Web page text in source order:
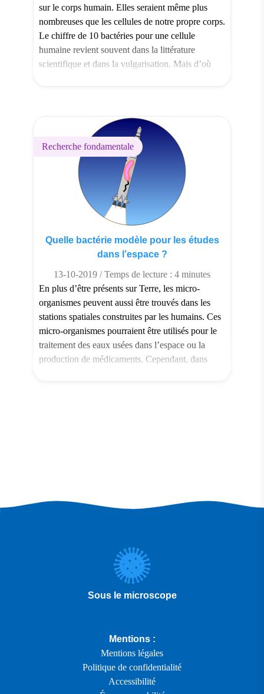
sur le corps humain. Elles seraient même plus
nombreuses que les cellules de notre propre corps.
Le chiffre de 10 bactéries pour une cellule
humaine revient souvent dans la littérature
scientifique et dans la vulgarisation. Mais d’où
Quelle bactérie modèle pour les études
dans l’espace ?
13-10-2019 / Temps de lecture : 4 minutes
En plus d’être présents sur Terre, les micro-
organismes peuvent aussi être trouvés dans les
stations spatiales construites par les humains. Ces
micro-organismes pourraient être utilisés pour le
traitement des eaux usées dans l’espace ou la
production de médicaments. Cependant, dans
Recherche fondamentale
Sous le microscope
Mentions :
Mentions légales
Politique de confidentialité
Accessibilité